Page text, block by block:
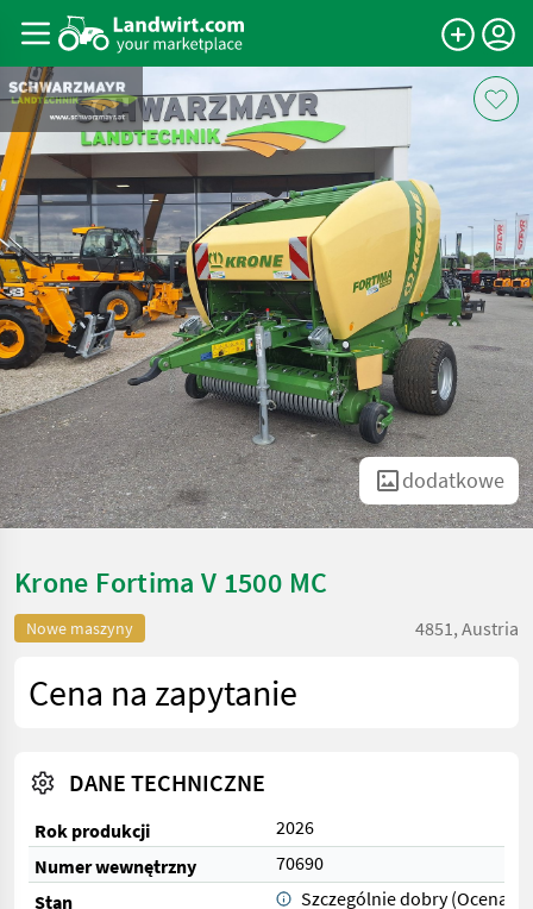
dodatkowe
Krone Fortima V 1500 MC
Nowe maszyny 4851, Austria
Cena na zapytanie
DANE TECHNICZNE
Rok produkcji
2026
Numer wewnętrzny
70690
Stan
Szczególnie dobry (Ocena 1)